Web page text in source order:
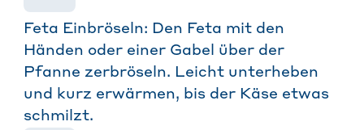
Feta Einbröseln: Den Feta mit den
Händen oder einer Gabel über der
Pfanne zerbröseln. Leicht unterheben
und kurz erwärmen, bis der Käse etwas
schmilzt.